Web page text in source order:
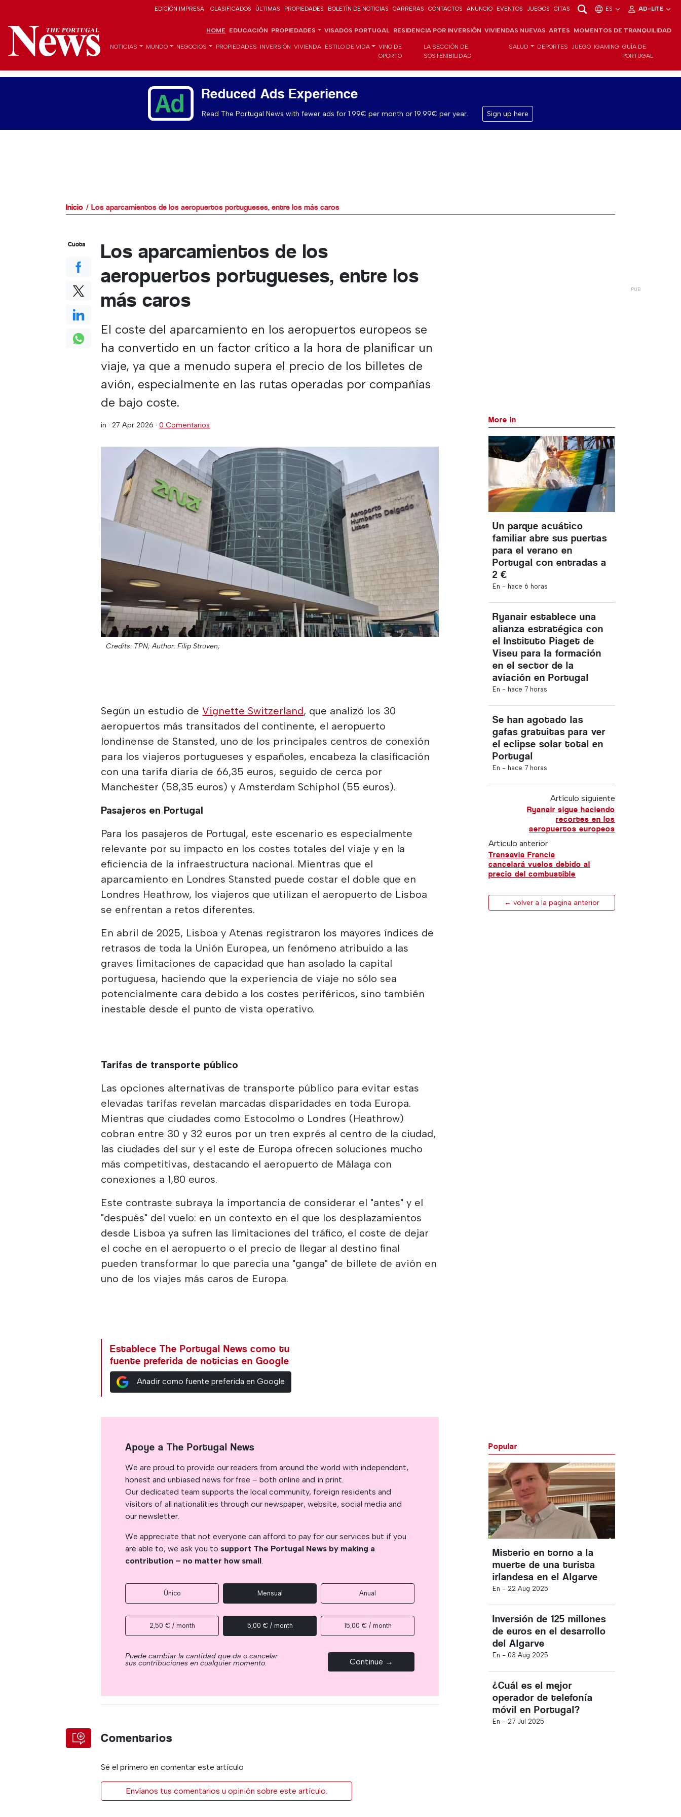
EDICIÓN IMPRESA CLASIFICADOS ÚLTIMAS PROPIEDADES BOLETÍN DE NOTICIAS CARRERAS CONTACTOS ANUNCIO EVENTOS JUEGOS CITAS ES AD-LITE
HOME EDUCACIÓN PROPIEDADES VISADOS PORTUGAL RESIDENCIA POR INVERSIÓN VIVIENDAS NUEVAS ARTES MOMENTOS DE TRANQUILIDAD
NOTICIAS MUNDO NEGOCIOS PROPIEDADES INVERSIÓN VIVIENDA ESTILO DE VIDA
VINO DE
OPORTO
LA SECCIÓN DE
SOSTENIBILIDAD
SALUD DEPORTES JUEGO IGAMING GUÍA DE
PORTUGAL
Reduced Ads Experience
Read The Portugal News with fewer ads for 1.99€ per month or 19.99€ per year. Sign up here
Inicio Los aparcamientos de los aeropuertos portugueses, entre los más caros
Los aparcamientos de los
aeropuertos portugueses, entre los
más caros
El coste del aparcamiento en los aeropuertos europeos se
ha convertido en un factor crítico a la hora de planificar un
viaje, ya que a menudo supera el precio de los billetes de
avión, especialmente en las rutas operadas por compañías
de bajo coste.
in ·27 Apr 2026 ·0 Comentarios
Credits: TPN; Author: Filip Strüven;
Según un estudio deVignette Switzerland, que analizó los 30
aeropuertos más transitados del continente, el aeropuerto
londinense de Stansted, uno de los principales centros de conexión
para los viajeros portugueses y españoles, encabeza la clasificación
con una tarifa diaria de 66,35 euros, seguido de cerca por
Manchester (58,35 euros) y Amsterdam Schiphol (55 euros).
Pasajeros en Portugal
Para los pasajeros de Portugal, este escenario es especialmente
relevante por su impacto en los costes totales del viaje y en la
eficiencia de la infraestructura nacional. Mientras que el
aparcamiento en Londres Stansted puede costar el doble que en
Londres Heathrow, los viajeros que utilizan el aeropuerto de Lisboa
se enfrentan a retos diferentes.
En abril de 2025, Lisboa y Atenas registraron los mayores índices de
retrasos de toda la Unión Europea, un fenómeno atribuido a las
graves limitaciones de capacidad que han asolado la capital
portuguesa, haciendo que la experiencia de viaje no sólo sea
potencialmente cara debido a los costes periféricos, sino también
inestable desde el punto de vista operativo.
Tarifas de transporte público
Las opciones alternativas de transporte público para evitar estas
elevadas tarifas revelan marcadas disparidades en toda Europa.
Mientras que ciudades como Estocolmo o Londres (Heathrow)
cobran entre 30 y 32 euros por un tren exprés al centro de la ciudad,
las ciudades del sur y el este de Europa ofrecen soluciones mucho
más competitivas, destacando el aeropuerto de Málaga con
conexiones a 1,80 euros.
Este contraste subraya la importancia de considerar el "antes" y el
"después" del vuelo: en un contexto en el que los desplazamientos
desde Lisboa ya sufren las limitaciones del tráfico, el coste de dejar
el coche en el aeropuerto o el precio de llegar al destino final
pueden transformar lo que parecía una "ganga" de billete de avión en
uno de los viajes más caros de Europa.
Establece The Portugal News como tu
fuente preferida de noticias en Google
Añadir como fuente preferida en Google
Cuota
More in
Un parque acuático
familiar abre sus puertas
para el verano en
Portugal con entradas a
2 €
En - hace 6 horas
Ryanair establece una
alianza estratégica con
el Instituto Piaget de
Viseu para la formación
en el sector de la
aviación en Portugal
En - hace 7 horas
Se han agotado las
gafas gratuitas para ver
el eclipse solar total en
Portugal
En - hace 7 horas
Artículo siguiente
Ryanair sigue haciendo
recortes en los
aeropuertos europeos
Artículo anterior
Transavia Francia
cancelará vuelos debido al
precio del combustible
← volver a la pagina anterior
Apoye a The Portugal News
We are proud to provide our readers from around the world with independent,
honest and unbiased news for free – both online and in print.
Our dedicated team supports the local community, foreign residents and
visitors of all nationalities through our newspaper, website, social media and
our newsletter.
We appreciate that not everyone can afford to pay for our services but if you
are able to, we ask you to support The Portugal News by making a
contribution – no matter how small.
Único Mensual Anual
2,50 € / month 5,00 € / month 15,00 € / month
Puede cambiar la cantidad que da o cancelar
sus contribuciones en cualquier momento. Continue →
Comentarios
Sé el primero en comentar este artículo
Envíanos tus comentarios u opinión sobre este artículo.
Popular
Misterio en torno a la
muerte de una turista
irlandesa en el Algarve
En - 22 Aug 2025
Inversión de 125 millones
de euros en el desarrollo
del Algarve
En - 03 Aug 2025
¿Cuál es el mejor
operador de telefonía
móvil en Portugal?
En - 27 Jul 2025